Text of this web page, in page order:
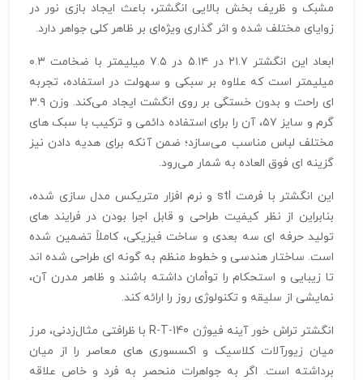
مشبک و ظریف بخش بالایی انگشتر، باعث ایجاد بازی نور در
زوایای مختلف شده و اثر گذاری ویژه‌ای بر ظاهر کلی جواهر دارد.
ابعاد این انگشتر ۲۱.۷ در ۵.۱۴ در ۷.۵ میلیمتر با ضخامت ۰.۳
میلیمتر است که علاوه بر سبکی و سهولت در استفاده، تجربه‌
ای راحت و بدون خستگی بر روی انگشت ایجاد می‌کند. وزن ۳.۹
گرم و سایز ۵۷، آن را برای استفاده دائمی و ترکیب با سبک‌ های
مختلف لباس مناسب می‌سازد؛ ضمن آنکه برای هدیه دادن نیز
گزینه‌ ای فوق‌ العاده به شمار می‌رود.
این انگشتر با فرمت stl و نرم‌ افزار متریکس مدل‌ سازی شده،
بنابراین از نظر کیفیت طراحی و قابل اجرا بودن در فرایند های
تولید حرفه‌ ای سه‌ بعدی و ساخت فیزیکی، کاملاً تضمین شده
است. ساختار هندسی و خطوط منظم به گونه‌ ای طراحی شده‌ اند
تا زیبایی و استحکام را توأمان داشته باشند و ظاهر مدرن آن،
نمایشی از سلیقه و تکنولوژی روز را ارائه کند.
انگشتر تراش خور آینه فیوژن R-T-140 با ظرافتی مثال‌زدنی، مرز
میان زیورآلات کلاسیک و اکسسوری‌ های معاصر را از میان
برداشته است. اگر به جواهرات منحصر به‌ فرد و خاص علاقه